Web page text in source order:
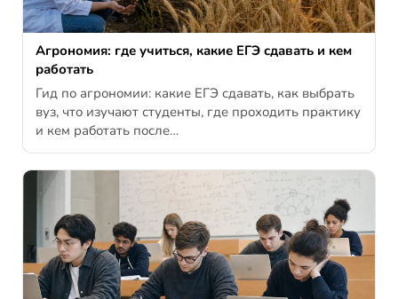
Агрономия: где учиться, какие ЕГЭ сдавать и кем
работать
Гид по агрономии: какие ЕГЭ сдавать, как выбрать
вуз, что изучают студенты, где проходить практику
и кем работать после…